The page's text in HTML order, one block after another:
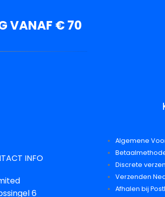
VANAF € 70
INFO
6
Algemene
Discrete
Verzenden
Afhalen bij